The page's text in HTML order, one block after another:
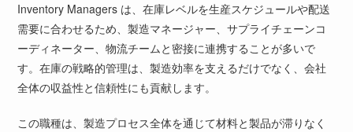
Inventory Managers は、在庫レベルを生産スケジュールや配送
需要に合わせるため、製造マネージャー、サプライチェーンコ
ーディネーター、物流チームと密接に連携することが多いで
す。在庫の戦略的管理は、製造効率を支えるだけでなく、会社
全体の収益性と信頼性にも貢献します。
この職種は、製造プロセス全体を通じて材料と製品が滞りなく